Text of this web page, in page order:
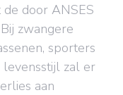
door ANSES
zwangere
sporters
zal er
aan